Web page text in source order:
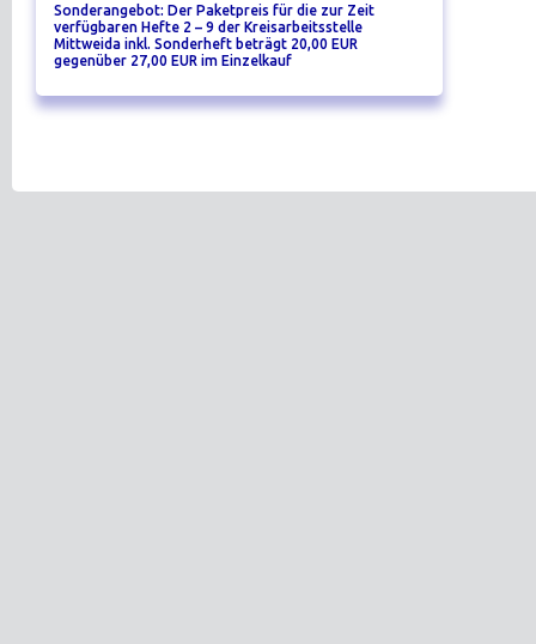
Sonderangebot: Der Paketpreis für die zur Zeit
verfügbaren Hefte 2 – 9 der Kreisarbeitsstelle
Mittweida inkl. Sonderheft beträgt 20,00 EUR
gegenüber 27,00 EUR im Einzelkauf